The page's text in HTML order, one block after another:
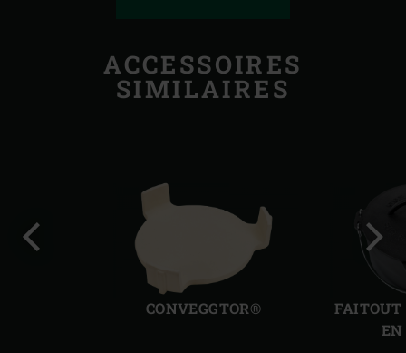
ACCESSOIRES
SIMILAIRES
CONVEGGTOR®